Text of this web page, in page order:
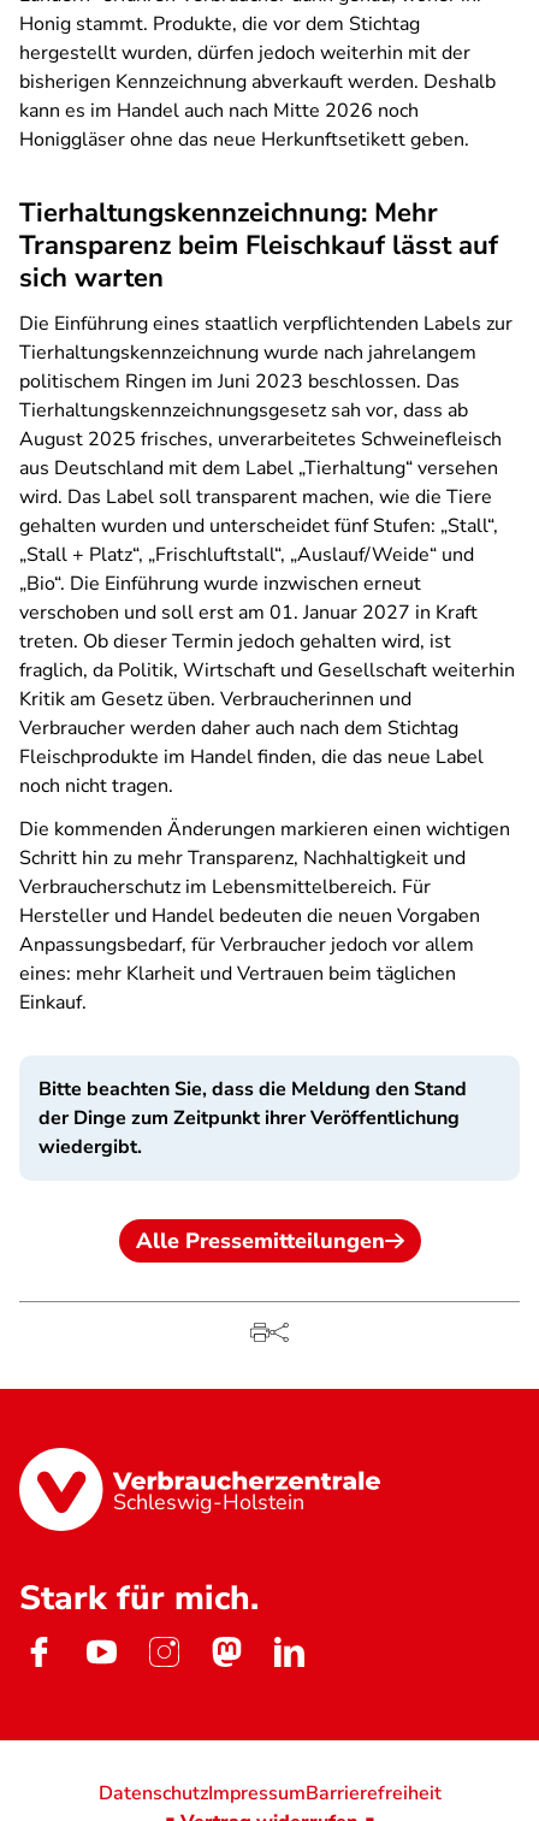
Honig stammt. Produkte, die vor dem Stichtag
hergestellt wurden, dürfen jedoch weiterhin mit der
bisherigen Kennzeichnung abverkauft werden. Deshalb
kann es im Handel auch nach Mitte 2026 noch
Honiggläser ohne das neue Herkunftsetikett geben.
Tierhaltungskennzeichnung: Mehr
Transparenz beim Fleischkauf lässt auf
sich warten
Die Einführung eines staatlich verpflichtenden Labels zur
Tierhaltungskennzeichnung wurde nach jahrelangem
politischem Ringen im Juni 2023 beschlossen. Das
Tierhaltungskennzeichnungsgesetz sah vor, dass ab
August 2025 frisches, unverarbeitetes Schweinefleisch
aus Deutschland mit dem Label „Tierhaltung“ versehen
wird. Das Label soll transparent machen, wie die Tiere
gehalten wurden und unterscheidet fünf Stufen: „Stall“,
„Stall + Platz“, „Frischluftstall“, „Auslauf/Weide“ und
„Bio“. Die Einführung wurde inzwischen erneut
verschoben und soll erst am 01. Januar 2027 in Kraft
treten. Ob dieser Termin jedoch gehalten wird, ist
fraglich, da Politik, Wirtschaft und Gesellschaft weiterhin
Kritik am Gesetz üben. Verbraucherinnen und
Verbraucher werden daher auch nach dem Stichtag
Fleischprodukte im Handel finden, die das neue Label
noch nicht tragen.
Die kommenden Änderungen markieren einen wichtigen
Schritt hin zu mehr Transparenz, Nachhaltigkeit und
Verbraucherschutz im Lebensmittelbereich. Für
Hersteller und Handel bedeuten die neuen Vorgaben
Anpassungsbedarf, für Verbraucher jedoch vor allem
eines: mehr Klarheit und Vertrauen beim täglichen
Einkauf.
Bitte beachten Sie, dass die Meldung den Stand
der Dinge zum Zeitpunkt ihrer Veröffentlichung
wiedergibt.
Alle Pressemitteilungen
Schleswig-Holstein
Stark für mich.
DatenschutzImpressumBarrierefreiheit